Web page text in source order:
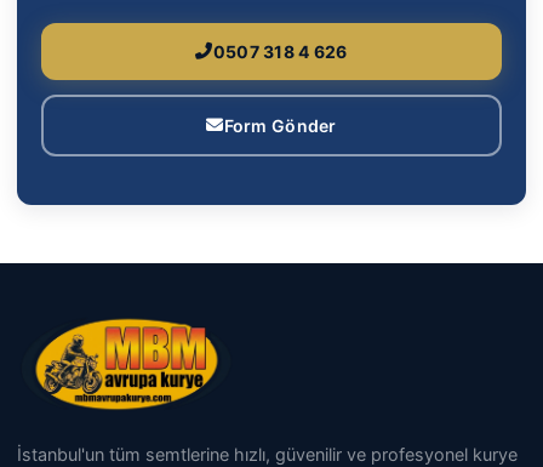
0507 318 4 626
Form Gönder
İstanbul'un tüm semtlerine hızlı, güvenilir ve profesyonel kurye